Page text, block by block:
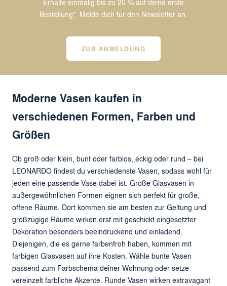
Bestellung*. Melde dich für den Newsletter an.
ZUR ANMELDUNG
Moderne Vasen kaufen in
verschiedenen Formen, Farben und
Größen
Ob groß oder klein, bunt oder farblos, eckig oder rund – bei
LEONARDO findest du verschiedenste Vasen, sodass wohl für
jeden eine passende Vase dabei ist. Große Glasvasen in
außergewöhnlichen Formen eignen sich perfekt für große,
offene Räume. Dort kommen sie am besten zur Geltung und
großzügige Räume wirken erst mit geschickt eingesetzter
Dekoration besonders beeindruckend und einladend.
Diejenigen, die es gerne farbenfroh haben, kommen mit
farbigen Glasvasen auf ihre Kosten. Wähle bunte Vasen
passend zum Farbschema deiner Wohnung oder setze
vereinzelt farbliche Akzente. Runde Vasen wirken extravagant